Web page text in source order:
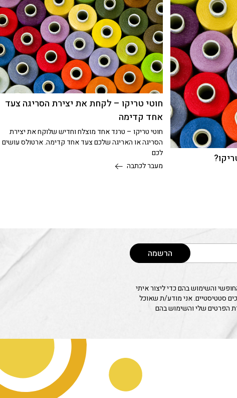
חוטי טריקו – לקחת את יצירת הסריגה צעד
אחד קדימה
חוטי טריקו – טרנד אחד מוצלח וחדיש שלוקח את יצירת
הסריגה או האריגה שלכם צעד אחד קדימה. ארטולס עושים
לכם
מעבר לכתבה
הרשמה
והשימוש בהם כדי ליצור איתי
סטטיסטיים. אני מודע/ת שאוכל
הפרטים שלי והשימוש בהם